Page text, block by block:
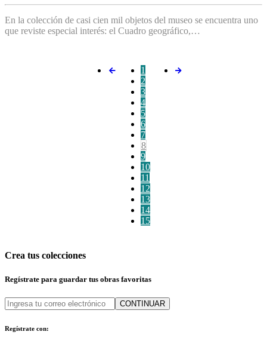
En la colección de casi cien mil objetos del museo se encuentra uno
que reviste especial interés: el Cuadro geográfico,…
1
2
3
4
5
6
7
8
9
10
11
12
13
14
15
Crea tus colecciones
Regístrate para guardar tus obras favoritas
CONTINUAR
Regístrate con: